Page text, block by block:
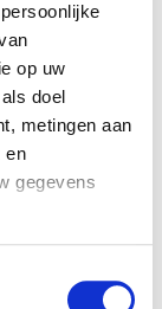
op uw
doel
metingen aan
en
gegevens